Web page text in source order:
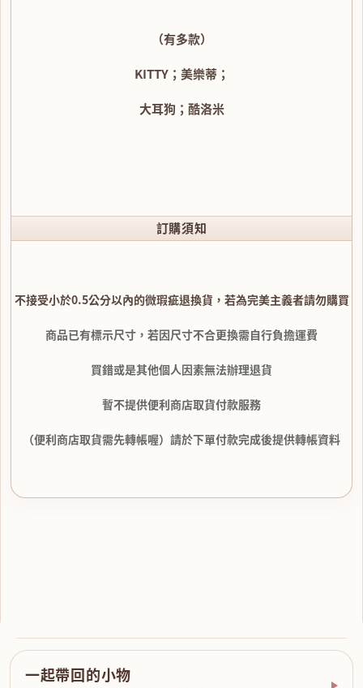
（有多款）
KITTY；美樂蒂；
大耳狗；酷洛米
訂購須知
不接受小於0.5公分以內的微瑕疵退換貨，若為完美主義者請勿購買
商品已有標示尺寸，若因尺寸不合更換需自行負擔運費
買錯或是其他個人因素無法辦理退貨
暫不提供便利商店取貨付款服務
（便利商店取貨需先轉帳喔）請於下單付款完成後提供轉帳資料
一起帶回的小物